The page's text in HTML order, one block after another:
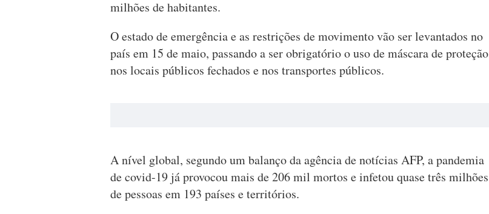
milhões de habitantes.
O estado de emergência e as restrições de movimento vão ser levantados no
país em 15 de maio, passando a ser obrigatório o uso de máscara de proteção
nos locais públicos fechados e nos transportes públicos.
A nível global, segundo um balanço da agência de notícias AFP, a pandemia
de covid-19 já provocou mais de 206 mil mortos e infetou quase três milhões
de pessoas em 193 países e territórios.